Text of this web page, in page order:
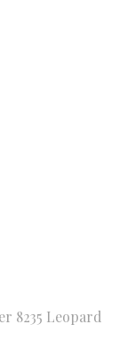
8235 Leopard